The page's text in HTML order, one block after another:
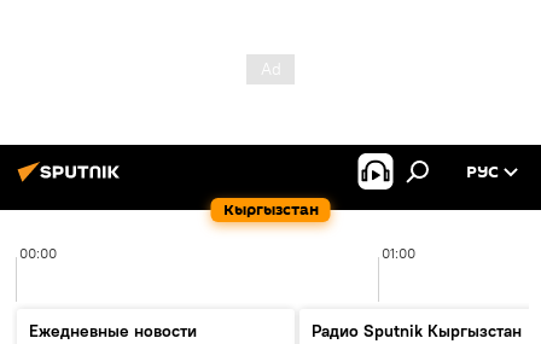
Кыргызстан
РУС
00:00 01:00
Ежедневные новости
Радио Sputnik Кыргызстан